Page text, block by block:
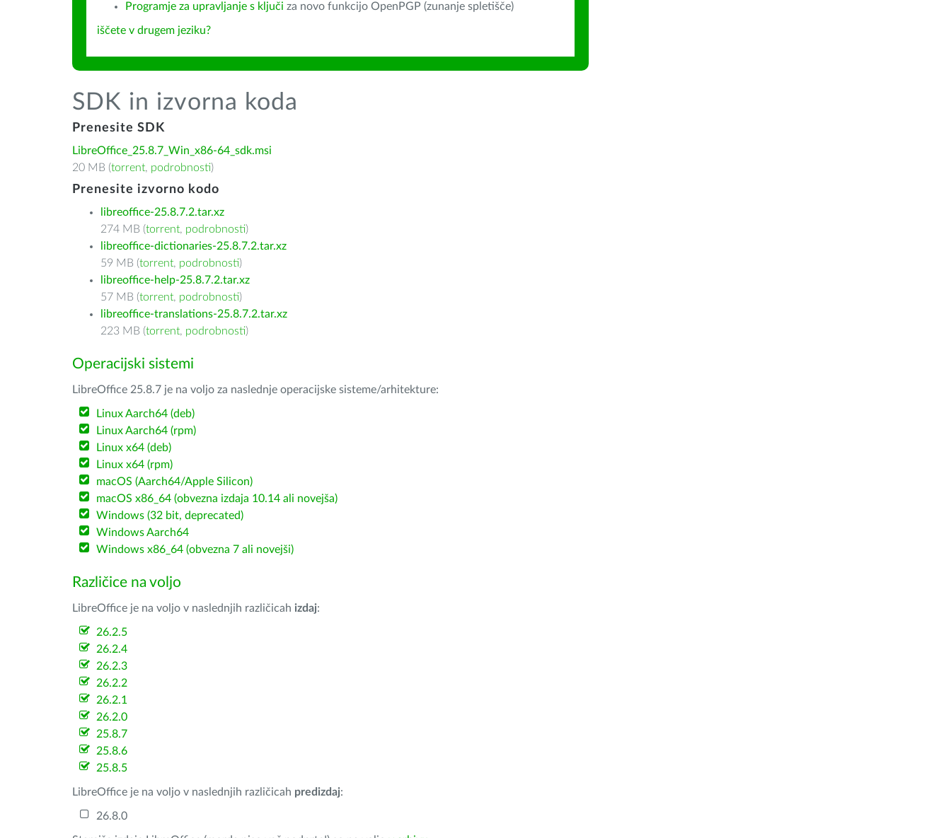
Programje za upravljanje s ključi za novo funkcijo OpenPGP (zunanje spletišče)
iščete v drugem jeziku?
SDK in izvorna koda
Prenesite SDK
LibreOffice_25.8.7_Win_x86-64_sdk.msi
20 MB (torrent, podrobnosti)
Prenesite izvorno kodo
libreoffice-25.8.7.2.tar.xz
274 MB (torrent, podrobnosti)
libreoffice-dictionaries-25.8.7.2.tar.xz
59 MB (torrent, podrobnosti)
libreoffice-help-25.8.7.2.tar.xz
57 MB (torrent, podrobnosti)
libreoffice-translations-25.8.7.2.tar.xz
223 MB (torrent, podrobnosti)
Operacijski sistemi
LibreOffice 25.8.7 je na voljo za naslednje operacijske sisteme/arhitekture:
Linux Aarch64 (deb)
Linux Aarch64 (rpm)
Linux x64 (deb)
Linux x64 (rpm)
macOS (Aarch64/Apple Silicon)
macOS x86_64 (obvezna izdaja 10.14 ali novejša)
Windows (32 bit, deprecated)
Windows Aarch64
Windows x86_64 (obvezna 7 ali novejši)
Različice na voljo
LibreOffice je na voljo v naslednjih različicah izdaj:
26.2.5
26.2.4
26.2.3
26.2.2
26.2.1
26.2.0
25.8.7
25.8.6
25.8.5
LibreOffice je na voljo v naslednjih različicah predizdaj:
26.8.0